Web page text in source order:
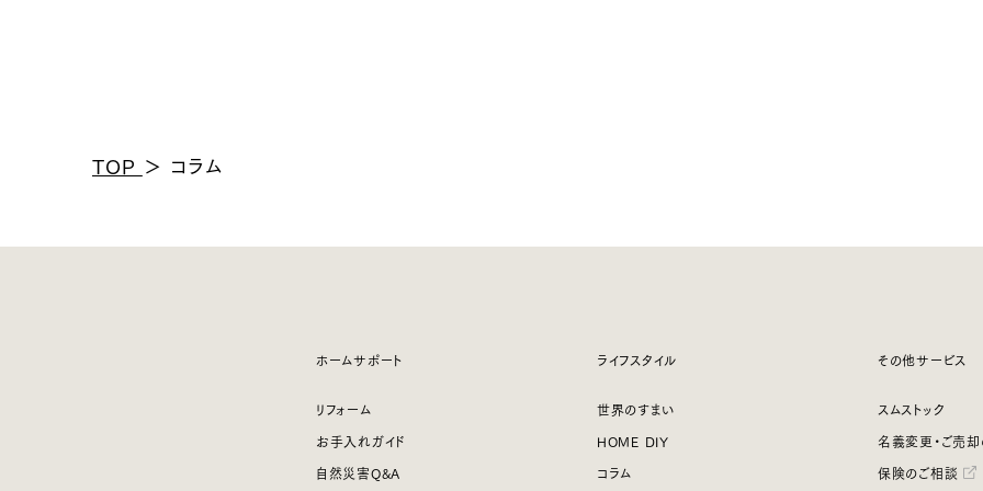
TOP ＞ コラム
ホームサポート
リフォーム
お手入れガイド
自然災害Q&A
ライフスタイル
世界のすまい
HOME DIY
コラム
その他サービス
スムストック
名義変更・ご売
保険のご相談